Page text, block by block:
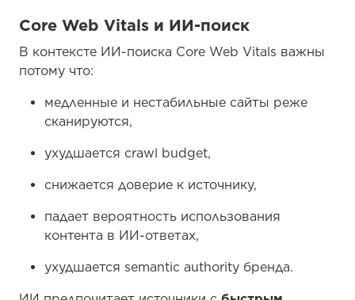
Core Web Vitals и ИИ-поиск
В контексте ИИ-поиска Core Web Vitals важны
потому что:
медленные и нестабильные сайты реже
сканируются,
ухудшается crawl budget,
снижается доверие к источнику,
падает вероятность использования
контента в ИИ-ответах,
ухудшается semantic authority бренда.